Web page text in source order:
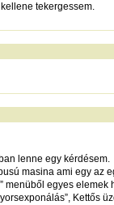
tekergessem.
lenne egy kérdésem.
masina ami egy az
menüből egyes elemek
Kettős